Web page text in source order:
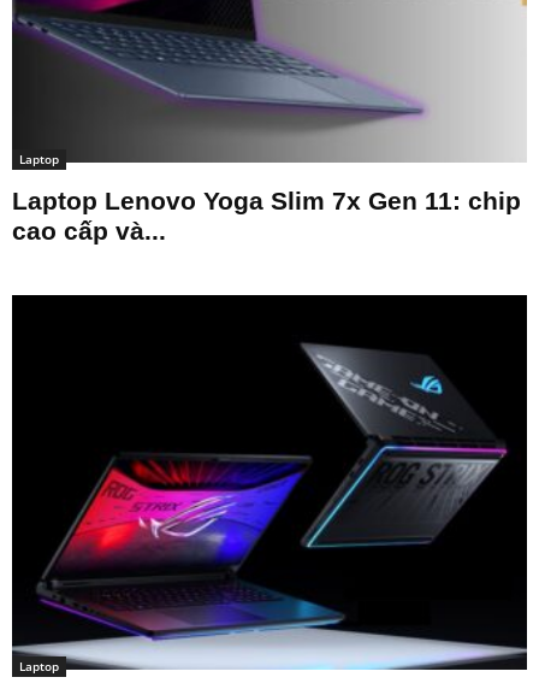
Laptop
Laptop Lenovo Yoga Slim 7x Gen 11: chip
cao cấp và...
Laptop